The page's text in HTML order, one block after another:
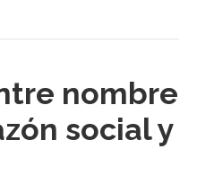
nombre
social y